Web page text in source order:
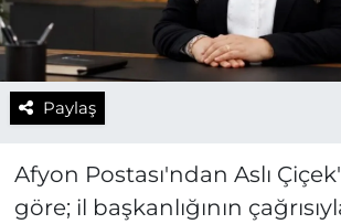
Paylaş
Afyon Postası'ndan Aslı
göre; il başkanlığının